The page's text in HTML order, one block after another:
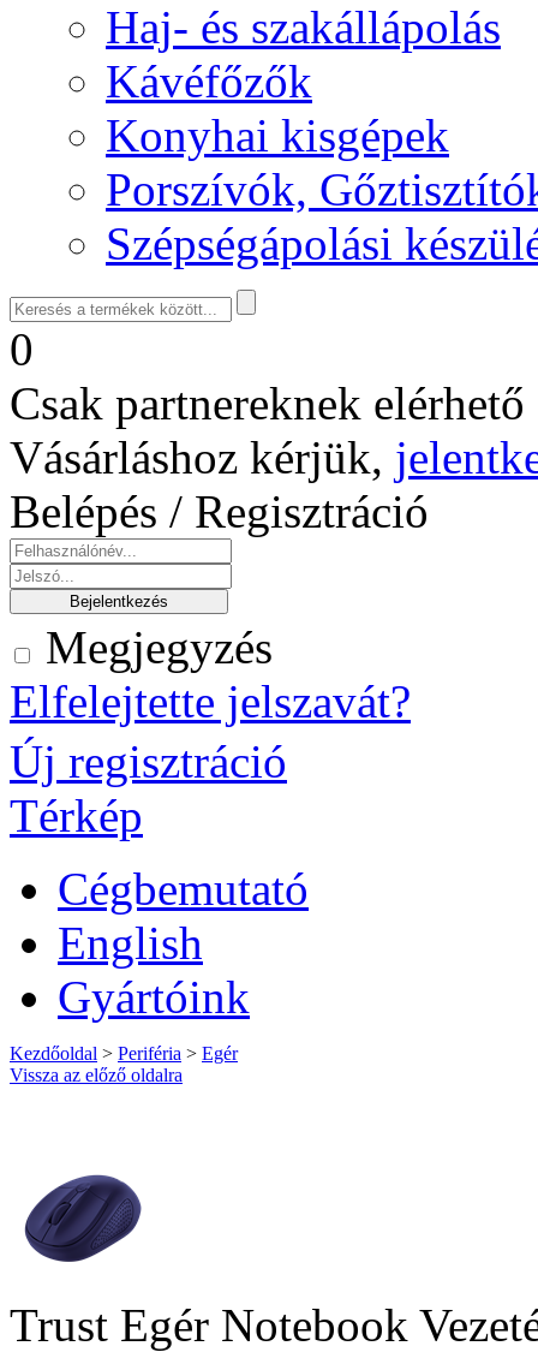
Haj- és szakállápolás
Kávéfőzők
Konyhai kisgépek
Porszívók,
Szépségápolási
0
Csak partnereknek
Vásárláshoz kérjük,
Belépés / Regisztráció
Megjegyzés
Elfelejtette jelszavát?
Új regisztráció
Térkép
Cégbemutató
English
Gyártóink
Kezdőoldal > Periféria > Egér
Vissza az előző oldalra
Trust Egér Notebook